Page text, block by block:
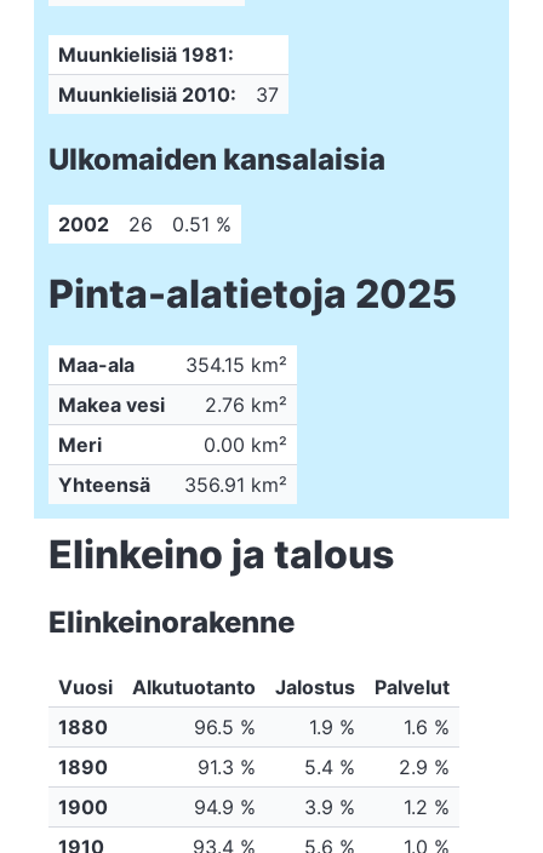
Muunkielisiä 1981:
Muunkielisiä 2010:
37
Ulkomaiden kansalaisia
2002 26 0.51 %
Pinta-alatietoja 2025
Maa-ala
354.15 km²
Makea vesi
2.76 km²
Meri
0.00 km²
Yhteensä
356.91 km²
Elinkeino ja talous
Elinkeinorakenne
Vuosi Alkutuotanto Jalostus
Palvelut
1880
96.5 % 1.9 %
1.6 %
1890
91.3 % 5.4 %
2.9 %
1900
94.9 % 3.9 %
1.2 %
1910
93.4 % 5.6 % 1.0 %